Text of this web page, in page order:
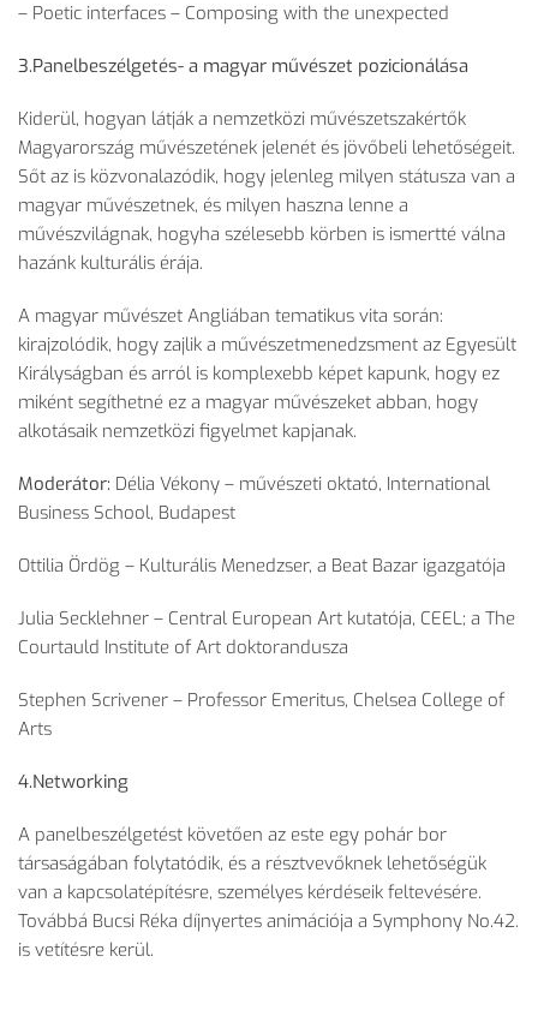
– Poetic interfaces – Composing with the unexpected
3.Panelbeszélgetés- a magyar művészet pozicionálása
Kiderül, hogyan látják a nemzetközi művészetszakértők
Magyarország művészetének jelenét és jövőbeli lehetőségeit.
Sőt az is közvonalazódik, hogy jelenleg milyen státusza van a
magyar művészetnek, és milyen haszna lenne a
művészvilágnak, hogyha szélesebb körben is ismertté válna
hazánk kulturális érája.
A magyar művészet Angliában tematikus vita során:
kirajzolódik, hogy zajlik a művészetmenedzsment az Egyesült
Királyságban és arról is komplexebb képet kapunk, hogy ez
miként segíthetné ez a magyar művészeket abban, hogy
alkotásaik nemzetközi figyelmet kapjanak.
Moderátor: Délia Vékony – művészeti oktató, International
Business School, Budapest
Ottilia Ördög – Kulturális Menedzser, a Beat Bazar igazgatója
Julia Secklehner – Central European Art kutatója, CEEL; a The
Courtauld Institute of Art doktorandusza
Stephen Scrivener – Professor Emeritus, Chelsea College of
Arts
4.Networking
A panelbeszélgetést követően az este egy pohár bor
társaságában folytatódik, és a résztvevőknek lehetőségük
van a kapcsolatépítésre, személyes kérdéseik feltevésére.
Továbbá Bucsi Réka díjnyertes animációja a Symphony No.42.
is vetítésre kerül.